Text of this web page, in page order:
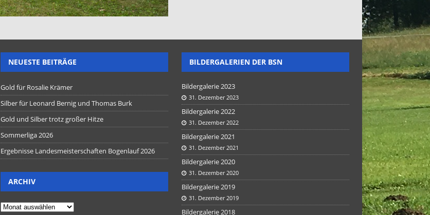
NEUESTE BEITRÄGE
Gold für Rosalie Krämer
Silber für Leonard Bernig und Thomas Burk
Gold und Silber trotz großer Hitze
Sommerliga 2026
Ergebnisse Landesmeisterschaften Bogenlauf 2026
ARCHIV
BILDERGALERIEN DER BSN
Bildergalerie 2023
31. Dezember 2023
Bildergalerie 2022
31. Dezember 2022
Bildergalerie 2021
31. Dezember 2021
Bildergalerie 2020
31. Dezember 2020
Bildergalerie 2019
31. Dezember 2019
Bildergalerie 2018